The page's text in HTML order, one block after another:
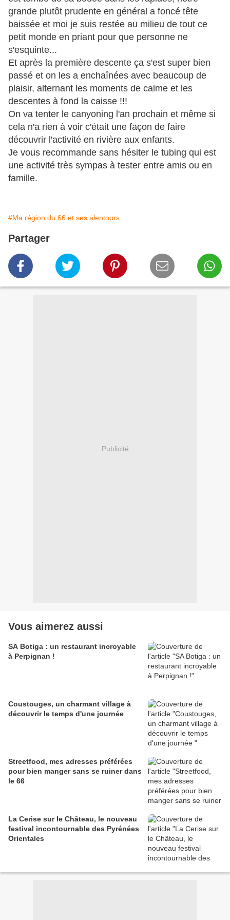
grande plutôt prudente en général a foncé tête
baissée et moi je suis restée au milieu de tout ce
petit monde en priant pour que personne ne
s'esquinte...
Et après la première descente ça s'est super bien
passé et on les a enchaînées avec beaucoup de
plaisir, alternant les moments de calme et les
descentes à fond la caisse !!!
On va tenter le canyoning l'an prochain et même si
cela n'a rien à voir c'était une façon de faire
découvrir l'activité en rivière aux enfants.
Je vous recommande sans hésiter le tubing qui est
une activité très sympas à tester entre amis ou en
famille.
#Ma région du 66 et ses alentours
Partager
Publicité
Vous aimerez aussi
SA Botiga : un restaurant incroyable
à Perpignan !
Coustouges, un charmant village à
découvrir le temps d'une journée
Streetfood, mes adresses préférées
pour bien manger sans se ruiner dans
le 66
La Cerise sur le Château, le nouveau
festival incontournable des Pyrénées
Orientales